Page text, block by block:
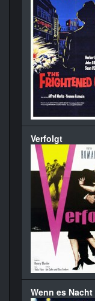
Verfolgt
Wenn es